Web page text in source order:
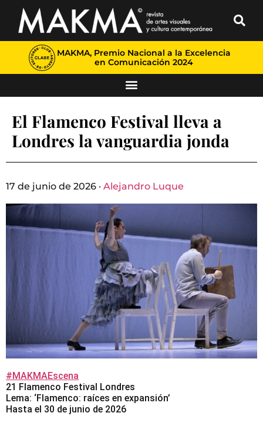
MAKMA, Premio Nacional a la Excelencia
en Comunicación 2024
El Flamenco Festival lleva a
Londres la vanguardia jonda
17 de junio de 2026 · Alejandro Luque
#MAKMAEscena
21 Flamenco Festival Londres
Lema: ‘Flamenco: raíces en expansión’
Hasta el 30 de junio de 2026